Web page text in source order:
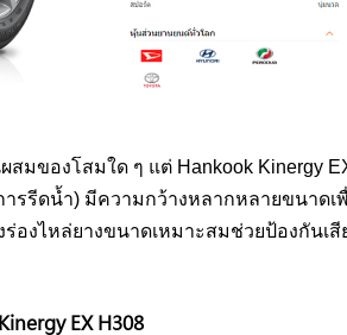
มของโสมใด ๆ แต่ Hankook Kinergy
ารรีดน้ำ) มีความกว้างหลากหลายขนาดเ
องไหล่ยางขนาดเหมาะสมช่วยป้องกันเสี
EX H308